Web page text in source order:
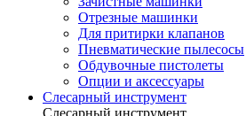
Отрезные машинки
Для притирки клапанов
Пневматические пылесосы
Обдувочные пистолеты
Опции и аксессуары
Слесарный инструмент
Слесарный инструмент